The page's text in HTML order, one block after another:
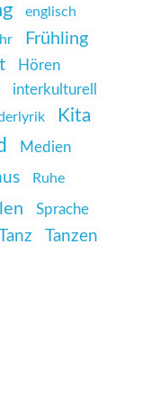
englisch
Frühling
Hören
interkulturell
Kita
Medien
Ruhe
Sprache
Tanzen